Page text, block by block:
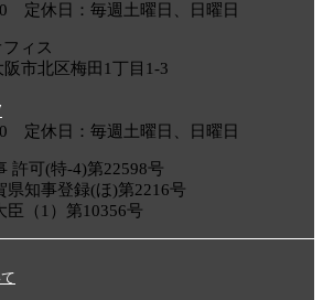
定休日：毎週土曜日、日曜日
ィス
市北区梅田1丁目1-3
定休日：毎週土曜日、日曜日
許可(特-4)第22598号
知事登録(ほ)第2216号
臣（1）第10356号